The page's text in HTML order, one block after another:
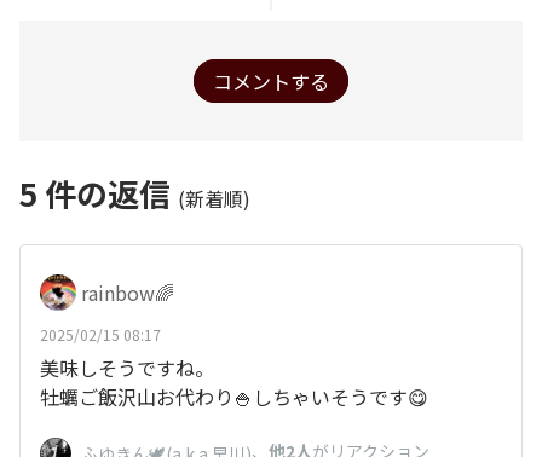
コメントする
5 件の返信 (新着順)
rainbow🌈
2025/02/15 08:17
美味しそうですね。
牡蠣ご飯沢山お代わり🍚しちゃいそうです😋
、 他2人がリアクション